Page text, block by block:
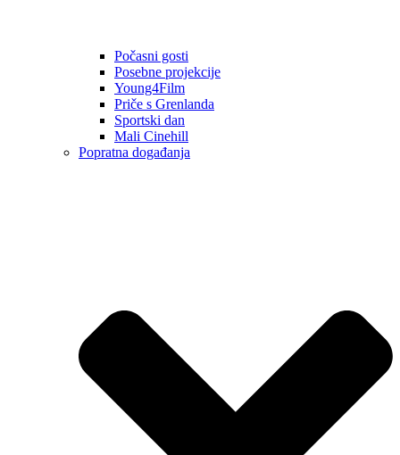
Počasni gosti
Posebne projekcije
Young4Film
Priče s Grenlanda
Sportski dan
Mali Cinehill
Popratna događanja